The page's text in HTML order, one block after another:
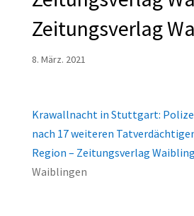
Zeitungsverlag
8. März. 2021
Krawallnacht in Stuttgart:
nach 17 weiteren
Region – Zeitungsverlag
Waiblingen